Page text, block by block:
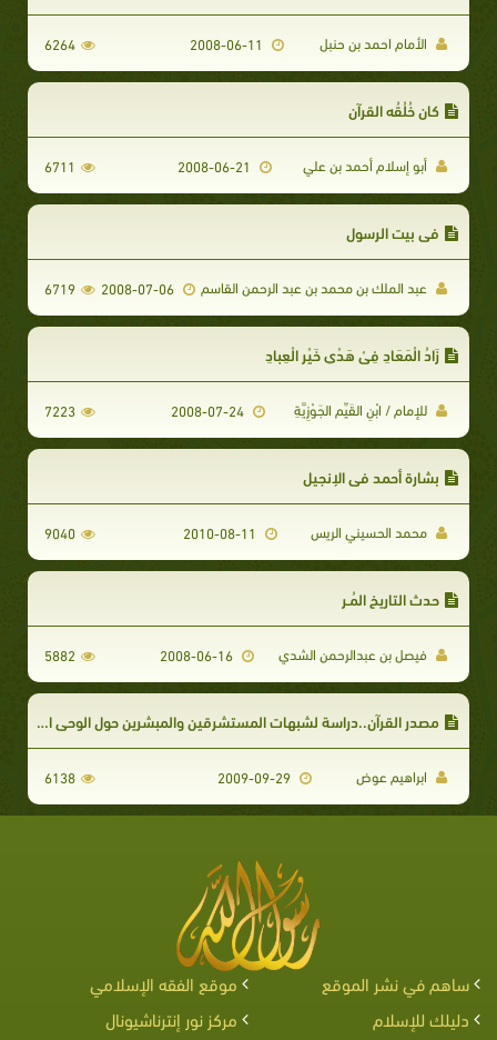
الأمام احمد بن حنبل 6264
كان خُلُقُه القرآن
أبو إسلام أحمد بن علي 6711
في بيت الرسول
عبد الملك بن محمد بن عبد الرحمن القاسم 6719
زَادُ الْمَعَادِ فِيْ هَدْيِ خَيْرِ الْعِبادِ
للإمام / ابْنِ القَيِّم الجَوْزِيَّةِ 7223
بشارة أحمد في الإنجيل
محمد الحسيني الريس 9040
حدث التاريخ المُـر
فيصل بن عبدالرحمن الشدي 2008-06-16
5882
مصدر القرآن..دراسة لشبهات المستشرقين والمبشرين حول الوحى المحمدى
ابراهيم عوض 6138
ساهم في نشر الموقع
موقع الفقه الإسلامي
دليلك للإسلام
مركز نور إنترناشيونال